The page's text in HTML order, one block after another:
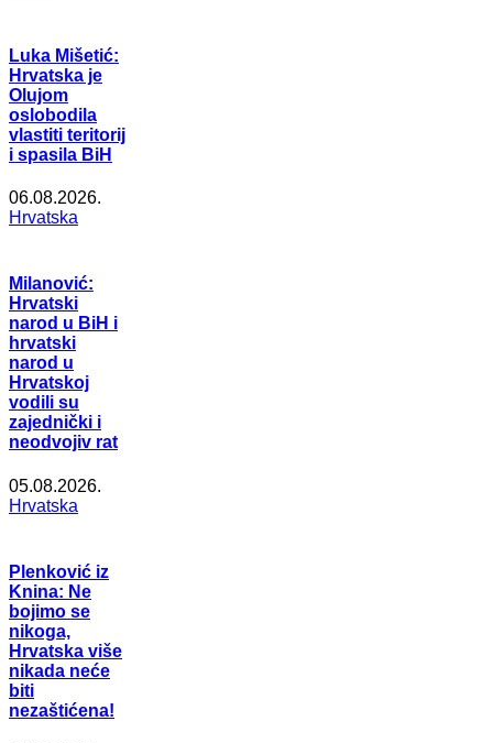
Luka Mišetić:
Hrvatska je
Olujom
oslobodila
vlastiti teritorij
i spasila BiH
06.08.2026.
Hrvatska
Milanović:
Hrvatski
narod u BiH i
hrvatski
narod u
Hrvatskoj
vodili su
zajednički i
neodvojiv rat
05.08.2026.
Hrvatska
Plenković iz
Knina: Ne
bojimo se
nikoga,
Hrvatska više
nikada neće
biti
nezaštićena!